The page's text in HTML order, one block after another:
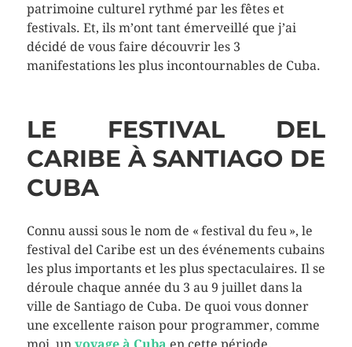
patrimoine culturel rythmé par les fêtes et
festivals. Et, ils m’ont tant émerveillé que j’ai
décidé de vous faire découvrir les 3
manifestations les plus incontournables de Cuba.
LE FESTIVAL DEL
CARIBE À SANTIAGO DE
CUBA
Connu aussi sous le nom de « festival du feu », le
festival del Caribe est un des événements cubains
les plus importants et les plus spectaculaires. Il se
déroule chaque année du 3 au 9 juillet dans la
ville de Santiago de Cuba. De quoi vous donner
une excellente raison pour programmer, comme
moi, un voyage à Cuba en cette période.